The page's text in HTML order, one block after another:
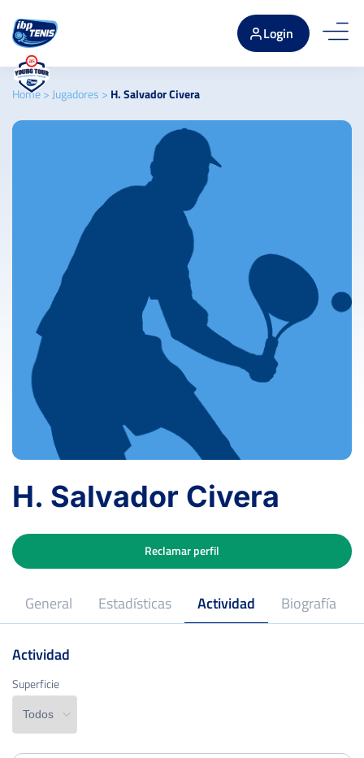
Login
Home> Jugadores > H. Salvador Civera
H. Salvador Civera
General Estadísticas Actividad Biografía
Reclamar perfil
Superficie
Actividad
Superficie